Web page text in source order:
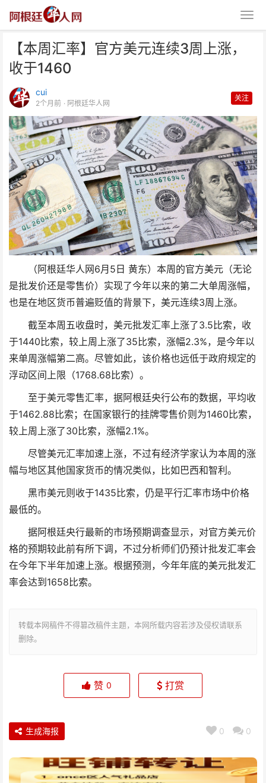
【本周汇率】官方美元连续3周上涨，
收于1460
cui
2个月前 · 阿根廷华人网
关注
（阿根廷华人网6月5日 黄东）本周的官方美元（无论
是批发价还是零售价）实现了今年以来的第二大单周涨幅，
也是在地区货币普遍贬值的背景下，美元连续3周上涨。
截至本周五收盘时，美元批发汇率上涨了3.5比索，收
于1440比索，较上周上涨了35比索，涨幅2.3%，是今年以
来单周涨幅第二高。尽管如此，该价格也远低于政府规定的
浮动区间上限（1768.68比索）。
至于美元零售汇率，据阿根廷央行公布的数据，平均收
于1462.88比索；在国家银行的挂牌零售价则为1460比索，
较上周上涨了30比索，涨幅2.1%。
尽管美元汇率加速上涨，不过有经济学家认为本周的涨
幅与地区其他国家货币的情况类似，比如巴西和智利。
黑市美元则收于1435比索，仍是平行汇率市场中价格
最低的。
据阿根廷央行最新的市场预期调查显示，对官方美元价
格的预期较此前有所下调，不过分析师们仍预计批发汇率会
在今年下半年加速上涨。根据预测，今年年底的美元批发汇
率会达到1658比索。
转载本网稿件不得篡改稿件主题，本网所载内容若涉及侵权请联系
删除。
【本周汇率】官方美元连续3周上
涨，收于1460
赞 0 打赏
0 0
生成海报